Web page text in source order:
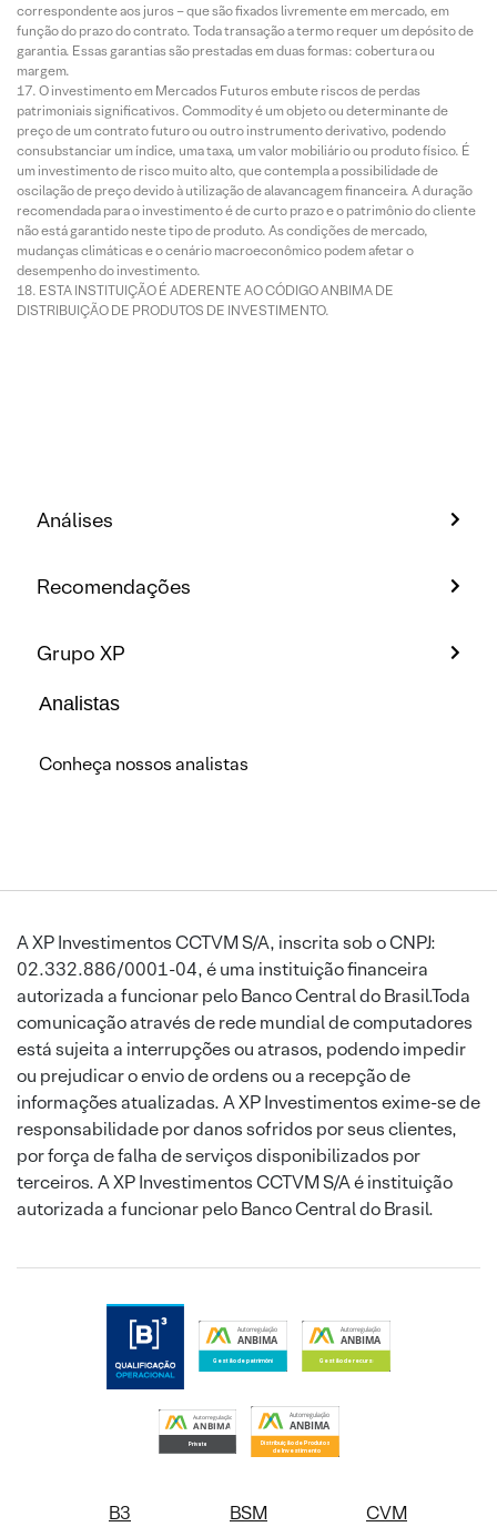
correspondente aos juros – que são fixados livremente em mercado, em
função do prazo do contrato. Toda transação a termo requer um depósito de
garantia. Essas garantias são prestadas em duas formas: cobertura ou
margem.
O investimento em Mercados Futuros embute riscos de perdas
patrimoniais significativos. Commodity é um objeto ou determinante de
preço de um contrato futuro ou outro instrumento derivativo, podendo
consubstanciar um índice, uma taxa, um valor mobiliário ou produto físico. É
um investimento de risco muito alto, que contempla a possibilidade de
oscilação de preço devido à utilização de alavancagem financeira. A duração
recomendada para o investimento é de curto prazo e o patrimônio do cliente
não está garantido neste tipo de produto. As condições de mercado,
mudanças climáticas e o cenário macroeconômico podem afetar o
desempenho do investimento.
ESTA INSTITUIÇÃO É ADERENTE AO CÓDIGO ANBIMA DE
DISTRIBUIÇÃO DE PRODUTOS DE INVESTIMENTO.
Análises
Recomendações
Grupo XP
Analistas
Conheça nossos analistas
A XP Investimentos CCTVM S/A, inscrita sob o CNPJ:
02.332.886/0001-04, é uma instituição financeira
autorizada a funcionar pelo Banco Central do Brasil.Toda
comunicação através de rede mundial de computadores
está sujeita a interrupções ou atrasos, podendo impedir
ou prejudicar o envio de ordens ou a recepção de
informações atualizadas. A XP Investimentos exime-se de
responsabilidade por danos sofridos por seus clientes,
por força de falha de serviços disponibilizados por
terceiros. A XP Investimentos CCTVM S/A é instituição
autorizada a funcionar pelo Banco Central do Brasil.
B3 BSM CVM